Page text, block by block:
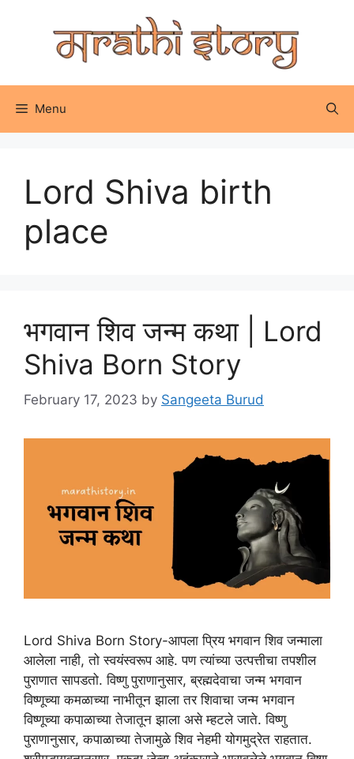
Menu
Lord Shiva birth
place
भगवान शिव जन्म कथा | Lord
Shiva Born Story
February 17, 2023 by Sangeeta Burud
Lord Shiva Born Story-आपला प्रिय भगवान शिव जन्माला
आलेला नाही, तो स्वयंस्वरूप आहे. पण त्यांच्या उत्पत्तीचा तपशील
पुराणात सापडतो. विष्णु पुराणानुसार, ब्रह्मदेवाचा जन्म भगवान
विष्णूच्या कमळाच्या नाभीतून झाला तर शिवाचा जन्म भगवान
विष्णूच्या कपाळाच्या तेजातून झाला असे म्हटले जाते. विष्णु
पुराणानुसार, कपाळाच्या तेजामुळे शिव नेहमी योगमुद्रेत राहतात.